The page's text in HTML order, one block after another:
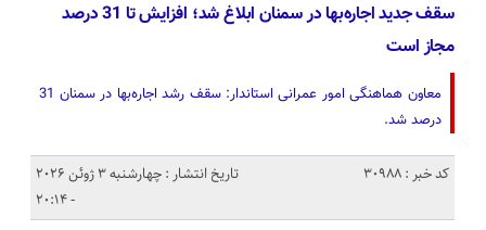
سقف جدید اجاره‌بها در سمنان ابلاغ شد؛ افزایش تا 31 درصد
مجاز است
معاون هماهنگی امور عمرانی استاندار: سقف رشد اجاره‌بها در سمنان 31
درصد شد.
کد خبر : 30988
تاریخ انتشار : چهارشنبه 3 ژوئن 2026
- 20:14